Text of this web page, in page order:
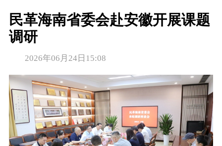
民革海南省委会赴安徽开展课题
调研
2026年06月24日15:08